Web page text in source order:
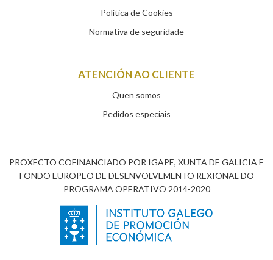
Política de Cookies
Normativa de seguridade
ATENCIÓN AO CLIENTE
Quen somos
Pedidos especiais
PROXECTO COFINANCIADO POR IGAPE, XUNTA DE GALICIA E
FONDO EUROPEO DE DESENVOLVEMENTO REXIONAL DO
PROGRAMA OPERATIVO 2014-2020